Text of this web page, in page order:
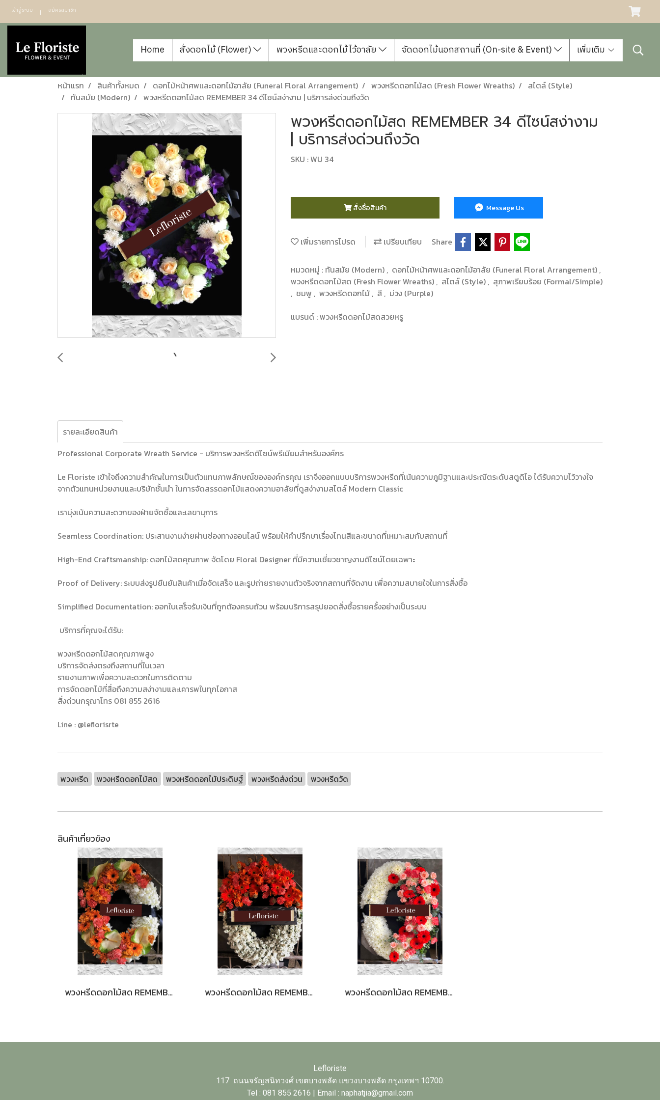
เข้าสู่ระบบ สมัครสมาชิก
Home สั่งดอกไม้ (Flower) พวงหรีดและดอกไม้ไว้อาลัย จัดดอกไม้นอกสถานที่ (On-site & Event) เพิ่มเติม
หน้าแรก สินค้าทั้งหมด ดอกไม้หน้าศพและดอกไม้อาลัย (Funeral Floral Arrangement) พวงหรีดดอกไม้สด (Fresh Flower Wreaths)
สไตล์ (Style)
ทันสมัย (Modern)
พวงหรีดดอกไม้สด REMEMBER 34 ดีไซน์สง่างาม | บริการส่งด่วนถึงวัด
พวงหรีดดอกไม้สด REMEMBER 34 ดีไซน์สง่างาม
| บริการส่งด่วนถึงวัด
SKU : WU 34
สั่งซื้อสินค้า Message Us
เพิ่มรายการโปรด เปรียบเทียบ Share
หมวดหมู่ : ทันสมัย (Modern) , ดอกไม้หน้าศพและดอกไม้อาลัย (Funeral Floral Arrangement) ,
พวงหรีดดอกไม้สด (Fresh Flower Wreaths) , สไตล์ (Style) , สุภาพเรียบร้อย (Formal/Simple)
, ชมพู , พวงหรีดดอกไม้ , สี , ม่วง (Purple)
แบรนด์ :พวงหรีดดอกไม้สดสวยหรู
รายละเอียดสินค้า
Professional Corporate Wreath Service - บริการพวงหรีดดีไซน์พรีเมียมสำหรับองค์กร
Le Floriste เข้าใจถึงความสำคัญในการเป็นตัวแทนภาพลักษณ์ขององค์กรคุณ เราจึงออกแบบบริการพวงหรีดที่เน้นความภูมิฐานและประณีตระดับสตูดิโอ ได้รับความไว้วางใจ
จากตัวแทนหน่วยงานและบริษัทชั้นนำ ในการจัดสรรดอกไม้แสดงความอาลัยที่ดูสง่างามสไตล์ Modern Classic
เรามุ่งเน้นความสะดวกของฝ่ายจัดซื้อและเลขานุการ
Seamless Coordination: ประสานงานง่ายผ่านช่องทางออนไลน์ พร้อมให้คำปรึกษาเรื่องโทนสีและขนาดที่เหมาะสมกับสถานที่
High-End Craftsmanship: ดอกไม้สดคุณภาพ จัดโดย Floral Designer ที่มีความเชี่ยวชาญงานดีไซน์โดยเฉพาะ
Proof of Delivery: ระบบส่งรูปยืนยันสินค้าเมื่อจัดเสร็จ และรูปถ่ายรายงานตัวจริงจากสถานที่จัดงาน เพื่อความสบายใจในการสั่งซื้อ
Simplified Documentation: ออกใบเสร็จรับเงินที่ถูกต้องครบถ้วน พร้อมบริการสรุปยอดสั่งซื้อรายครั้งอย่างเป็นระบบ
บริการที่คุณจะได้รับ:
พวงหรีดดอกไม้สดคุณภาพสูง
บริการจัดส่งตรงถึงสถานที่ในเวลา
รายงานภาพเพื่อความสะดวกในการติดตาม
การจัดดอกไม้ที่สื่อถึงความสง่างามและเคารพในทุกโอกาส
สั่งด่วนกรุณาโทร 081 855 2616
Line : @leflorisrte
พวงหรีด พวงหรีดดอกไม้สด พวงหรีดดอกไม้ประดิษฐ์ พวงหรีดส่งด่วน พวงหรีดวัด
สินค้าเกี่ยวข้อง
พวงหรีดดอกไม้สด REMEMBER 59 ดีไซน์สง่างาม | บริการส่งด่วนถึงวัด พวงหรีดดอกไม้สด REMEMBER 49 ดีไซน์สง่างาม | บริการส่งด่วนถึงวัด พวงหรีดดอกไม้สด REMEMBER 47 ดีไซน์สง่างาม | บริการส่งด่วนถึงวัด
Lefloriste
117 ถนนจรัญสนิทวงศ์ เขตบางพลัด แขวงบางพลัด กรุงเทพฯ 10700.
Tel : 081 855 2616 | Email : naphatjia@gmail.com